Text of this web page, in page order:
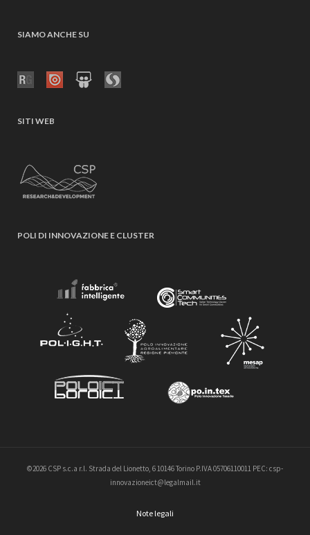
SIAMO ANCHE SU
SITI WEB
POLI DI INNOVAZIONE E CLUSTER
©2026 CSP s.c.a r.l. Strada del Lionetto, 6 10146 Torino P.IVA 05706110011 PEC: csp-
innovazioneict@legalmail.it
Note legali